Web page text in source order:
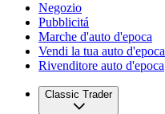
Negozio
Pubblicitá
Marche d'auto d'epoca
Vendi la tua auto d'epoca
Rivenditore auto d'epoca
Classic Trader